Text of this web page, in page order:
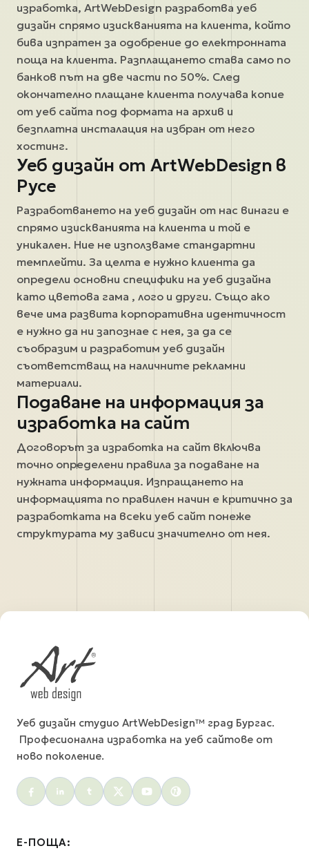
изработка, ArtWebDesign разработва уеб
дизайн спрямо изискванията на клиента, който
бива изпратен за одобрение до електронната
поща на клиента. Разплащането става само по
банков път на две части по 50%. След
окончателно плащане клиента получава копие
от уеб сайта под формата на архив и
безплатна инсталация на избран от него
хостинг.
Уеб дизайн от ArtWebDesign в
Русе
Разработването на уеб дизайн от нас винаги е
спрямо изискванията на клиента и той е
уникален. Ние не използваме стандартни
темплейти. За целта е нужно клиента да
определи основни специфики на уеб дизайна
като цветова гама , лого и други. Също ако
вече има развита корпоративна идентичност
е нужно да ни запознае с нея, за да се
съобразим и разработим уеб дизайн
съответстващ на наличните рекламни
материали.
Подаване на информация за
изработка на сайт
Договорът за изработка на сайт включва
точно определени правила за подаване на
нужната информация. Изпращането на
информацията по правилен начин е критично за
разработката на всеки уеб сайт понеже
структурата му зависи значително от нея.
Уеб дизайн студио ArtWebDesign™ град Бургас.
Професионална изработка на уеб сайтове от
ново поколение.
Social menu
Е-ПОЩА: